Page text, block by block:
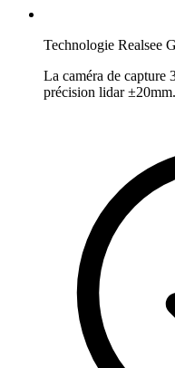
Technologie Realsee
La caméra de capture
précision lidar ±20mm.